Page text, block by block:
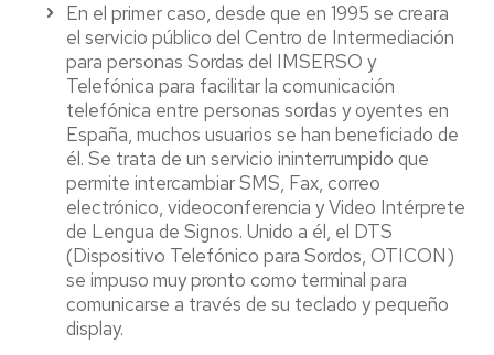
En el primer caso, desde que en 1995 se creara
el servicio público del Centro de Intermediación
para personas Sordas del IMSERSO y
Telefónica para facilitar la comunicación
telefónica entre personas sordas y oyentes en
España, muchos usuarios se han beneficiado de
él. Se trata de un servicio ininterrumpido que
permite intercambiar SMS, Fax, correo
electrónico, videoconferencia y Video Intérprete
de Lengua de Signos. Unido a él, el DTS
(Dispositivo Telefónico para Sordos, OTICON)
se impuso muy pronto como terminal para
comunicarse a través de su teclado y pequeño
display.